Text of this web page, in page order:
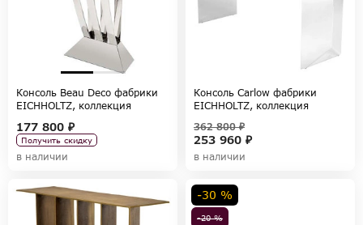
Консоль Beau Deco фабрики
EICHHOLTZ, коллекция
177 800 ₽
Получить скидку
в наличии
Консоль Carlow фабрики
EICHHOLTZ, коллекция
253 960 ₽
362 800 ₽
в наличии
-20 %
-30 %